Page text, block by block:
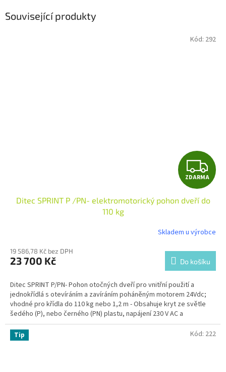
Související produkty
Z
D
A
R
M
A
ZDARMA
Ditec SPRINT P /PN- elektromotorický pohon dveří do
110 kg
Skladem u výrobce
19 586,78 Kč bez DPH
23 700 Kč Do košíku
Ditec SPRINT P/PN-Pohon otočných dveří pro vnitřní použití a
jednokřídlá s otevíráním a zavíráním poháněným motorem 24Vdc;
vhodné pro křídla do 110 kg nebo 1,2 m - Obsahuje kryt ze světle
šedého (P), nebo černého (PN) plastu, napájení 230 V AC a
transformátor (rameno není součástí dodávky).
Kód: 292
Tip Kód: 222